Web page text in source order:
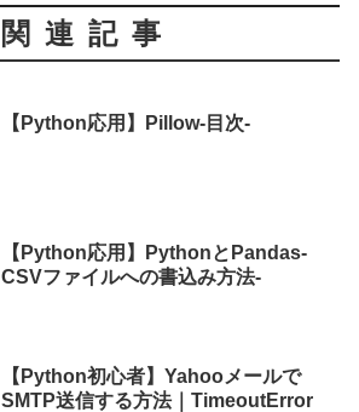
関連記事
【Python応用】Pillow-目次-
【Python応用】PythonとPandas-
CSVファイルへの書込み方法-
【Python初心者】Yahooメールで
SMTP送信する方法｜TimeoutError